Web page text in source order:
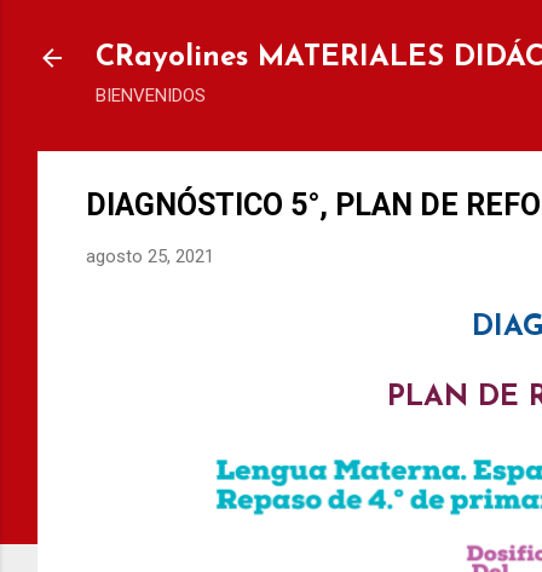
CRayolines MATERIALES
BIENVENIDOS
DIAGNÓSTICO 5°, PLAN DE
agosto 25, 2021
PLAN DE